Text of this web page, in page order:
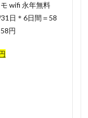
モ wifi 永年無料
日＊6日間＝58
円